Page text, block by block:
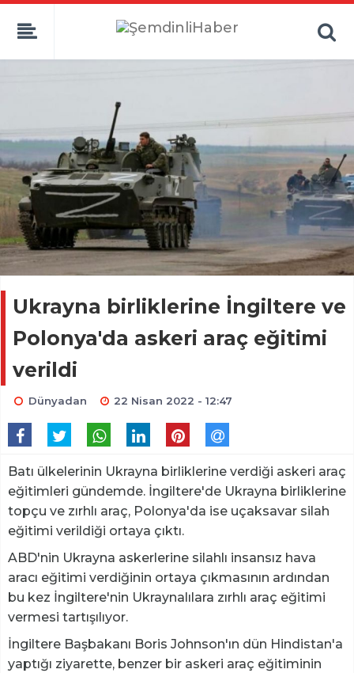
Ukrayna birliklerine İngiltere ve
Polonya'da askeri araç eğitimi
verildi
Dünyadan 22 Nisan 2022 - 12:47
Batı ülkelerinin Ukrayna birliklerine verdiği askeri araç
eğitimleri gündemde. İngiltere'de Ukrayna birliklerine
topçu ve zırhlı araç, Polonya'da ise uçaksavar silah
eğitimi verildiği ortaya çıktı.
ABD'nin Ukrayna askerlerine silahlı insansız hava
aracı eğitimi verdiğinin ortaya çıkmasının ardından
bu kez İngiltere'nin Ukraynalılara zırhlı araç eğitimi
vermesi tartışılıyor.
İngiltere Başbakanı Boris Johnson'ın dün Hindistan'a
yaptığı ziyarette, benzer bir askeri araç eğitiminin